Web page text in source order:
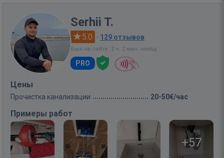
Serhii T.
5.0 · 129 отзывов
Был на сайте: 2 ч. 2 мин. назад
PRO
Цены
Прочистка канализации 20-50€/час
Примеры работ
+57